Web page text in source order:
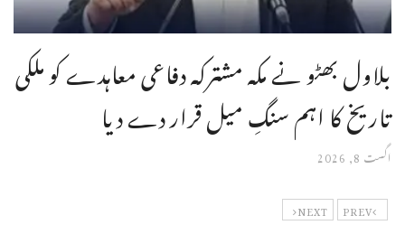
بلاول بھٹو نے مکہ مشترکہ دفاعی معاہدے کو ملکی
تاریخ کا اہم سنگِ میل قرار دے دیا
اگست 8, 2026
PREV
NEXT